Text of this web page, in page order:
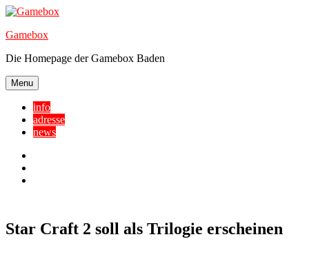
Skip
content
Gamebox
Die Homepage der Gamebox Baden
Menu
info
adresse
news
Star Craft 2 soll als Trilogie erscheinen